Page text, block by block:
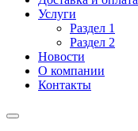
Услуги
Раздел 1
Раздел 2
Новости
О компании
Контакты